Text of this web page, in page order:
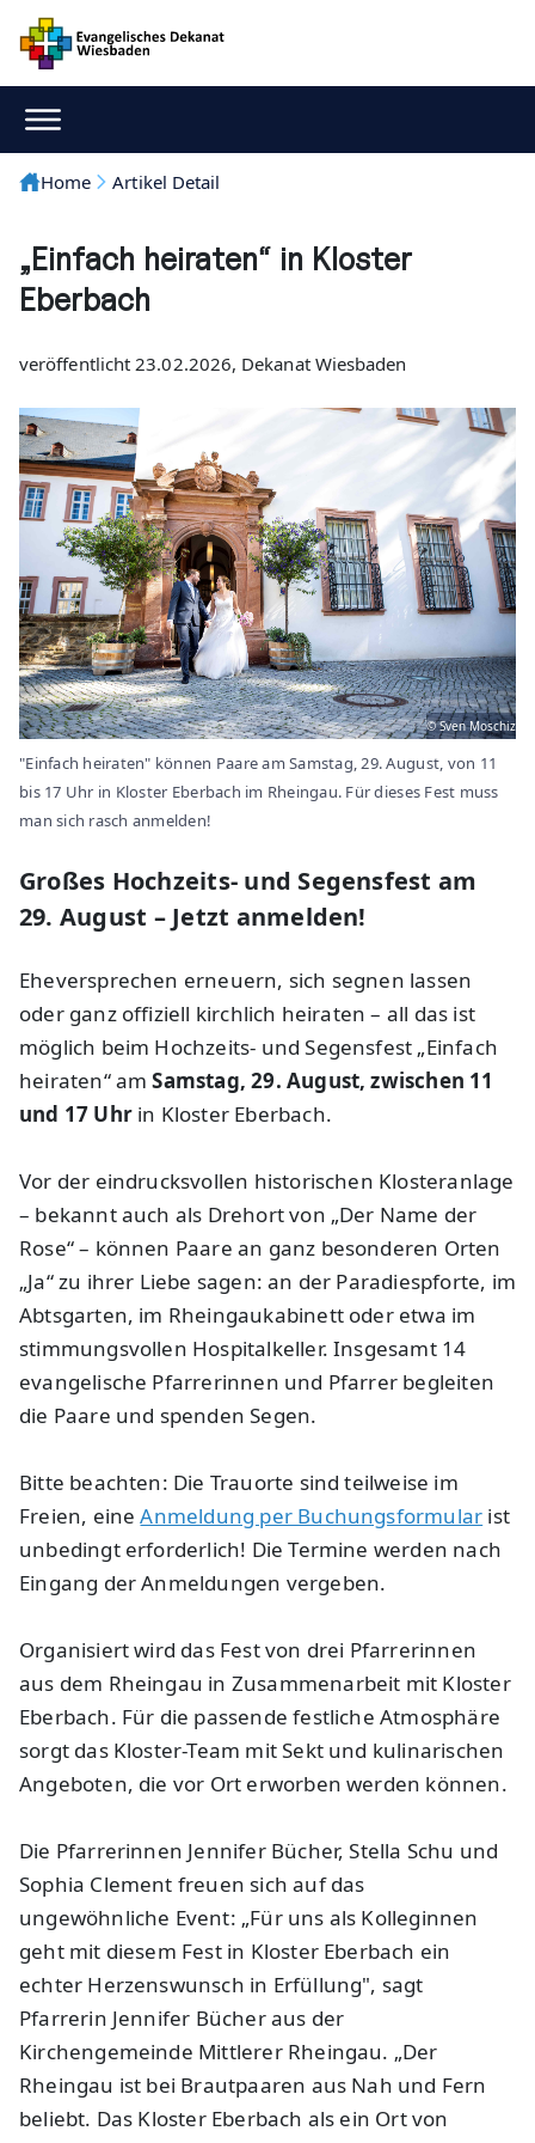
Home Artikel Detail
„Einfach heiraten“ in Kloster
Eberbach
veröffentlicht 23.02.2026, Dekanat Wiesbaden
© Sven Moschiz
"Einfach heiraten" können Paare am Samstag, 29. August, von 11
bis 17 Uhr in Kloster Eberbach im Rheingau. Für dieses Fest muss
man sich rasch anmelden!
Großes Hochzeits- und Segensfest am
29. August – Jetzt anmelden!
Eheversprechen erneuern, sich segnen lassen
oder ganz offiziell kirchlich heiraten – all das ist
möglich beim Hochzeits- und Segensfest „Einfach
heiraten“ amSamstag, 29. August, zwischen 11
und 17 Uhr in Kloster Eberbach.
Vor der eindrucksvollen historischen Klosteranlage
– bekannt auch als Drehort von „Der Name der
Rose“ – können Paare an ganz besonderen Orten
„Ja“ zu ihrer Liebe sagen: an der Paradiespforte, im
Abtsgarten, im Rheingaukabinett oder etwa im
stimmungsvollen Hospitalkeller. Insgesamt 14
evangelische Pfarrerinnen und Pfarrer begleiten
die Paare und spenden Segen.
Bitte beachten: Die Trauorte sind teilweise im
Freien, eineAnmeldung per Buchungsformular ist
unbedingt erforderlich! Die Termine werden nach
Eingang der Anmeldungen vergeben.
Organisiert wird das Fest von drei Pfarrerinnen
aus dem Rheingau in Zusammenarbeit mit Kloster
Eberbach. Für die passende festliche Atmosphäre
sorgt das Kloster-Team mit Sekt und kulinarischen
Angeboten, die vor Ort erworben werden können.
Die Pfarrerinnen Jennifer Bücher, Stella Schu und
Sophia Clement freuen sich auf das
ungewöhnliche Event: „Für uns als Kolleginnen
geht mit diesem Fest in Kloster Eberbach ein
echter Herzenswunsch in Erfüllung", sagt
Pfarrerin Jennifer Bücher aus der
Kirchengemeinde Mittlerer Rheingau. „Der
Rheingau ist bei Brautpaaren aus Nah und Fern
beliebt. Das Kloster Eberbach als ein Ort von